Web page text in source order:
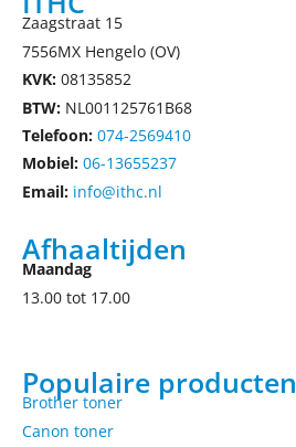
Zaagstraat 15
7556MX Hengelo (OV)
KVK: 08135852
BTW: NL001125761B68
Telefoon: 074-2569410
Mobiel: 06-13655237
Email: info@ithc.nl
Afhaaltijden
Maandag
13.00 tot 17.00
Populaire producten
Brother toner
Canon toner